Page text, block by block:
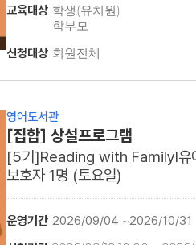
교육대상 학생(유치원)
학부모
(2020~2021년생)
신청대상 회원전체
영어도서관
[집합] 상설프로그램
[5기]Reading with FamilyⅠ유
보호자 1명 (토요일)
운영기간 2026/09/04 ~2026/10/31